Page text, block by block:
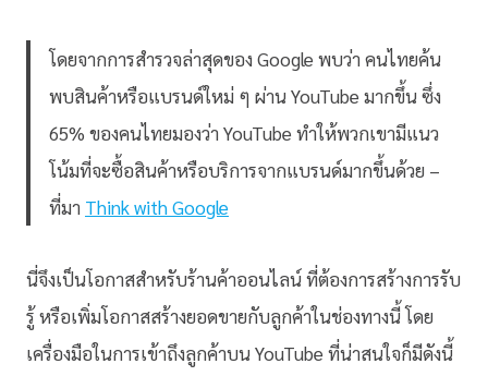
โดยจากการสำรวจล่าสุดของ Google พบว่า คนไทยค้น
พบสินค้าหรือแบรนด์ใหม่ ๆ ผ่าน YouTube มากขึ้น ซึ่ง
65% ของคนไทยมองว่า YouTube ทำให้พวกเขามีแนว
โน้มที่จะซื้อสินค้าหรือบริการจากแบรนด์มากขึ้นด้วย –
ที่มา Think with Google
นี่จึงเป็นโอกาสสำหรับร้านค้าออนไลน์ ที่ต้องการสร้างการรับ
รู้ หรือเพิ่มโอกาสสร้างยอดขายกับลูกค้าในช่องทางนี้ โดย
เครื่องมือในการเข้าถึงลูกค้าบน YouTube ที่น่าสนใจก็มีดังนี้